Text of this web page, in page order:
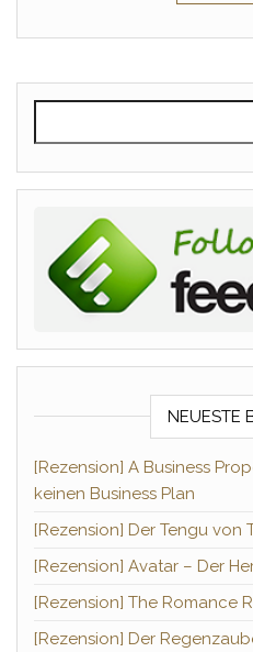
NEUESTE
[Rezension] A Business
keinen Business Plan
[Rezension] Der Tengu von
[Rezension] Avatar – Der
[Rezension] The Romance
[Rezension] Der